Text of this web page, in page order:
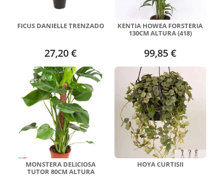
FICUS DANIELLE TRENZADO
27,20 €
KENTIA HOWEA FORSTERIA
130CM ALTURA (418)
99,85 €
MONSTERA DELICIOSA
TUTOR 80CM ALTURA
HOYA CURTISII